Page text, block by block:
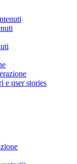
e user stories